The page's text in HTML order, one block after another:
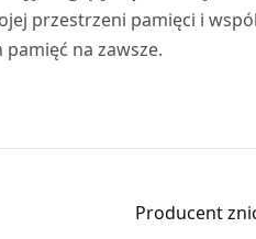
przestrzeni pamięci i
na zawsze.
Producent